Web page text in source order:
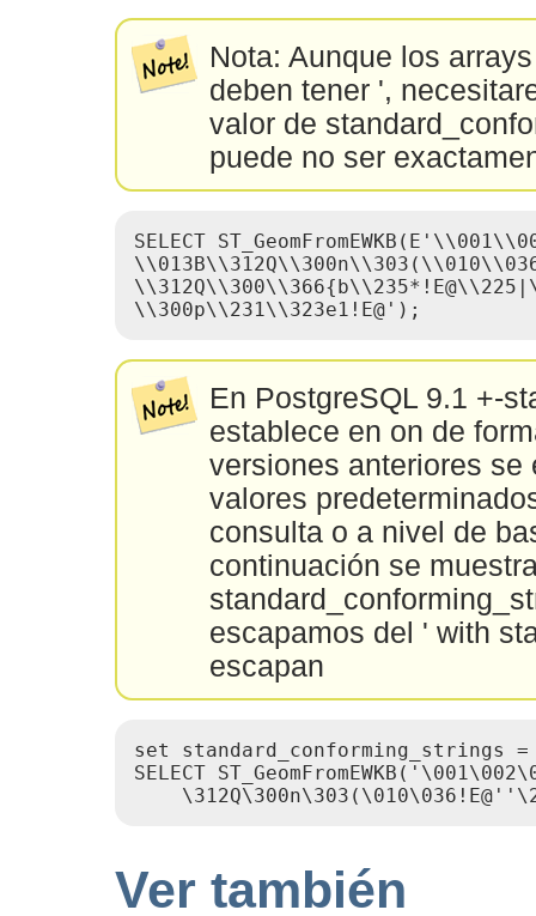
Nota: Aunque los
deben tener ',
valor de
puede no ser
SELECT
\\300p\\231\\323e1!E@');
En PostgreSQL 9.1 +-
establece en on de
versiones anteriores
valores
consulta o a nivel de
continuación se
escapamos del ' with
escapan
set standard_conforming_strings
SELECT
Ver también